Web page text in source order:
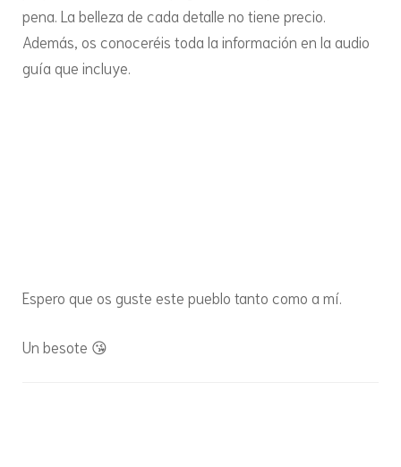
pena. La belleza de cada detalle no tiene precio.
Además, os conoceréis toda la información en la audio
guía que incluye.
Espero que os guste este pueblo tanto como a mí.
Un besote 😘